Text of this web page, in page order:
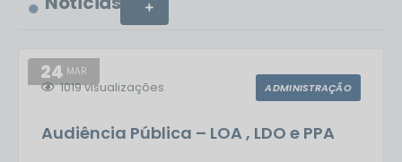
Audiência Pública – LOA , LDO e PPA
24 MAR
ADMINISTRAÇÃO
1019visualizações